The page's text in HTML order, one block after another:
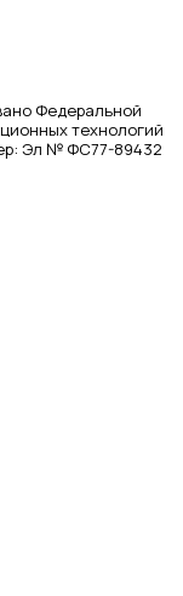
Федеральной
технологий
Эл № ФС77-89432